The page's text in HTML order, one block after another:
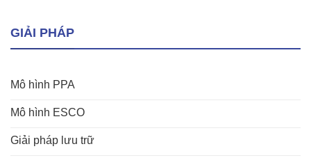
GIẢI PHÁP
Mô hình PPA
Mô hình ESCO
Giải pháp lưu trữ